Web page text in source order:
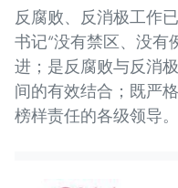
反腐败、反消极工作
书记“没有禁区、没有
进；是反腐败与反消
间的有效结合；既严
榜样责任的各级领导。